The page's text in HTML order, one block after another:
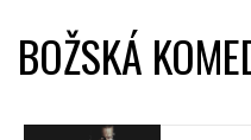
BOŽSKÁ